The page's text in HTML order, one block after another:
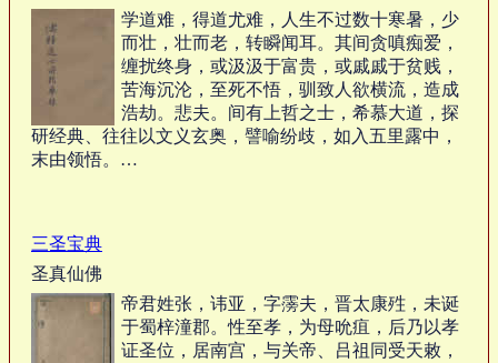
学道难，得道尤难，人生不过数十寒暑，少
而壮，壮而老，转瞬闻耳。其间贪嗔痴爱，
缠扰终身，或汲汲于富贵，或戚戚于贫贱，
苦海沉沦，至死不悟，驯致人欲横流，造成
浩劫。悲夫。间有上哲之士，希慕大道，探
研经典、往往以文义玄奥，譬喻纷歧，如入五里露中，
末由领悟。…
三圣宝典
圣真仙佛
帝君姓张，讳亚，字霶夫，晋太康殅，未诞
于蜀梓潼郡。性至孝，为母吮疽，后乃以孝
证圣位，居南宫，与关帝、吕祖同受天敕，